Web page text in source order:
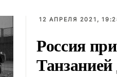
12 АПРЕЛЯ 2021,
Россия